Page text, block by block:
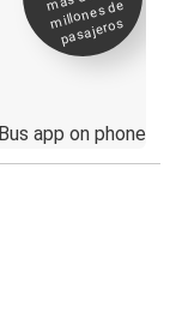
millones de
pasajeros